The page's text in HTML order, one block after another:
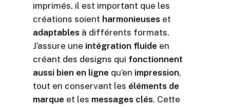
imprimés, il est important que les
créations soient harmonieuses et
adaptables à différents formats.
J’assure une intégration fluide en
créant des designs qui fonctionnent
aussi bien en ligne qu’en impression,
tout en conservant les éléments de
marque et les messages clés. Cette